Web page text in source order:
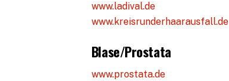
www.ladival.de
www.kreisrunderhaarausfall.de
Blase/Prostata
www.prostata.de